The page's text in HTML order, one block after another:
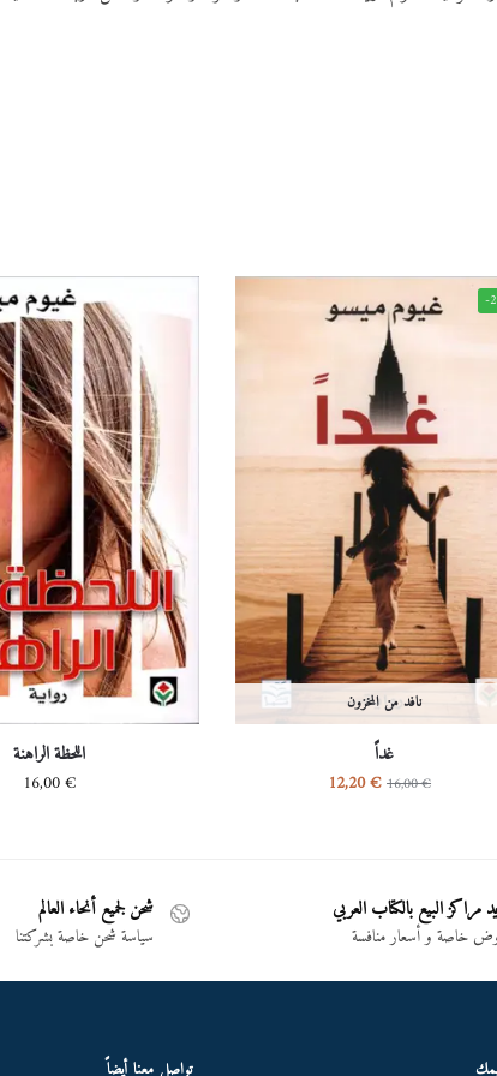
-
نافد من المخزون
غداً
16,00€
12,20€
اللحظة الراهنة
16,00€
مراكز البيع بالكتاب العربي
خاصة و أسعار منافسة
شحن لجميع أنحاء العالم
سياسة شحن خاصة بشركتنا
تواصل معنا أيضاً